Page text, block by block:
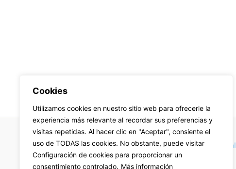
Cookies
Utilizamos cookies en nuestro sitio web para ofrecerle la
experiencia más relevante al recordar sus preferencias y
visitas repetidas. Al hacer clic en "Aceptar", consiente el
uso de TODAS las cookies. No obstante, puede visitar
Configuración de cookies para proporcionar un
consentimiento controlado. Más información
Aviso legal